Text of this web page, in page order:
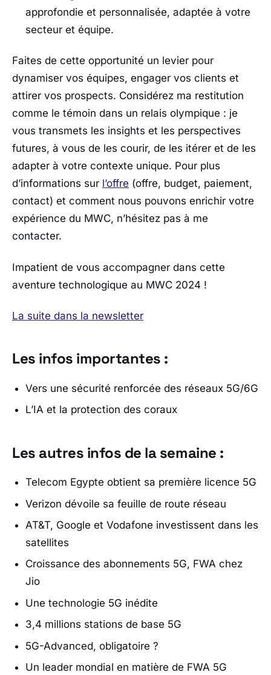
approfondie et personnalisée, adaptée à votre
secteur et équipe.
Faites de cette opportunité un levier pour
dynamiser vos équipes, engager vos clients et
attirer vos prospects. Considérez ma restitution
comme le témoin dans un relais olympique : je
vous transmets les insights et les perspectives
futures, à vous de les courir, de les itérer et de les
adapter à votre contexte unique. Pour plus
d’informations sur l’offre (offre, budget, paiement,
contact) et comment nous pouvons enrichir votre
expérience du MWC, n’hésitez pas à me
contacter.
Impatient de vous accompagner dans cette
aventure technologique au MWC 2024 !
La suite dans la newsletter
Les infos importantes :
Vers une sécurité renforcée des réseaux 5G/6G
L’IA et la protection des coraux
Les autres infos de la semaine :
Telecom Egypte obtient sa première licence 5G
Verizon dévoile sa feuille de route réseau
AT&T, Google et Vodafone investissent dans les
satellites
Croissance des abonnements 5G, FWA chez
Jio
Une technologie 5G inédite
3,4 millions stations de base 5G
5G-Advanced, obligatoire ?
Un leader mondial en matière de FWA 5G